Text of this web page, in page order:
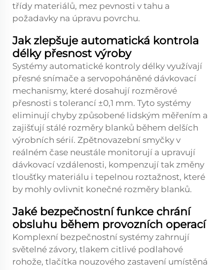
třídy materiálů, mez pevnosti v tahu a
požadavky na úpravu povrchu.
Jak zlepšuje automatická kontrola
délky přesnost výroby
Systémy automatické kontroly délky využívají
přesné snímače a servopoháněné dávkovací
mechanismy, které dosahují rozměrové
přesnosti s tolerancí ±0,1 mm. Tyto systémy
eliminují chyby způsobené lidským měřením a
zajišťují stálé rozměry blanků během delších
výrobních sérií. Zpětnovazební smyčky v
reálném čase neustále monitorují a upravují
dávkovací vzdálenosti, kompenzují tak změny
tloušťky materiálu i tepelnou roztažnost, které
by mohly ovlivnit konečné rozměry blanků.
Jaké bezpečnostní funkce chrání
obsluhu během provozních operací
Komplexní bezpečnostní systémy zahrnují
světelné závory, tlakem citlivé podlahové
rohože, tlačítka nouzového zastavení umístěná